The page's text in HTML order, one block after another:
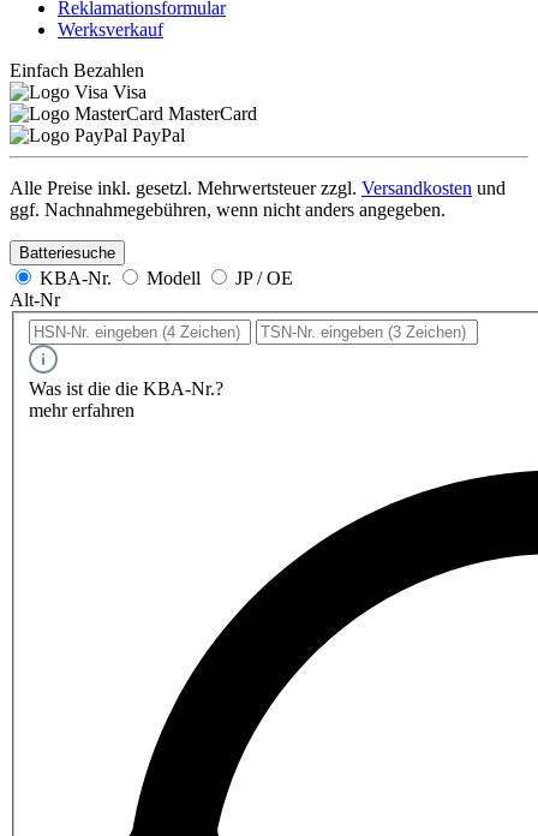
Reklamationsformular
Werksverkauf
Einfach Bezahlen
Visa
MasterCard
PayPal
Alle Preise inkl. gesetzl. Mehrwertsteuer zzgl. Versandkosten und
ggf. Nachnahmegebühren, wenn nicht anders angegeben.
Batteriesuche
KBA-Nr. Modell
JP / OE
Alt-Nr
Was ist die die KBA-Nr.?
mehr erfahren